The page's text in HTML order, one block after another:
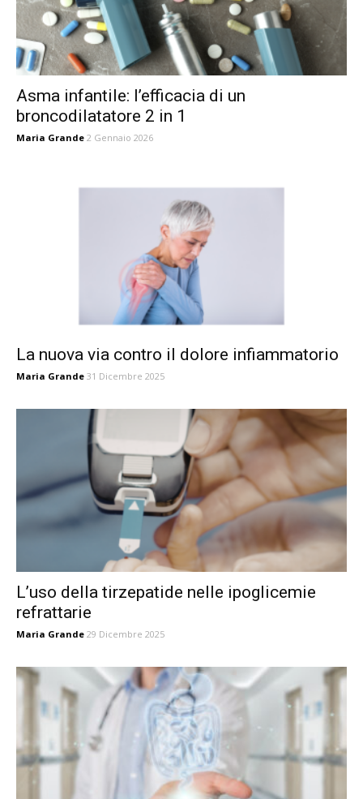
Asma infantile: l’efficacia di un
broncodilatatore 2 in 1
Maria Grande 2 Gennaio 2026
La nuova via contro il dolore infiammatorio
Maria Grande 31 Dicembre 2025
L’uso della tirzepatide nelle ipoglicemie
refrattarie
Maria Grande 29 Dicembre 2025